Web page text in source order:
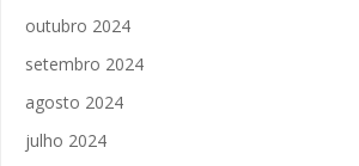
outubro 2024
setembro 2024
agosto 2024
julho 2024